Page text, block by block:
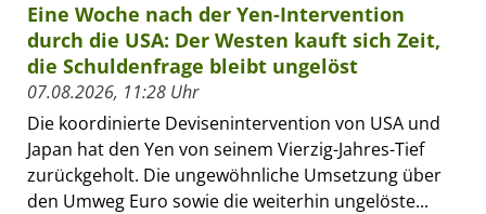
Eine Woche nach der Yen-Intervention
durch die USA: Der Westen kauft sich Zeit,
die Schuldenfrage bleibt ungelöst
07.08.2026, 11:28 Uhr
Die koordinierte Devisenintervention von USA und
Japan hat den Yen von seinem Vierzig-Jahres-Tief
zurückgeholt. Die ungewöhnliche Umsetzung über
den Umweg Euro sowie die weiterhin ungelöste...